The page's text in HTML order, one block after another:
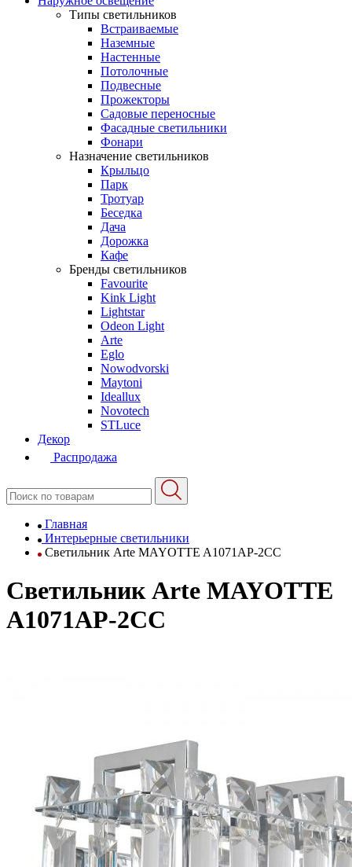
Типы светильников
Встраиваемые
Наземные
Настенные
Потолочные
Подвесные
Прожекторы
Садовые переносные
Фасадные светильники
Фонари
Назначение светильников
Крыльцо
Парк
Тротуар
Беседка
Дача
Дорожка
Кафе
Бренды светильников
Favourite
Kink Light
Lightstar
Odeon Light
Arte
Eglo
Nowodvorski
Maytoni
Ideallux
Novotech
STLuce
Декор
Распродажа
Главная
Интерьерные светильники
Светильник Arte MAYOTTE A1071AP-2CC
Светильник Arte MAYOTTE
A1071AP-2CC